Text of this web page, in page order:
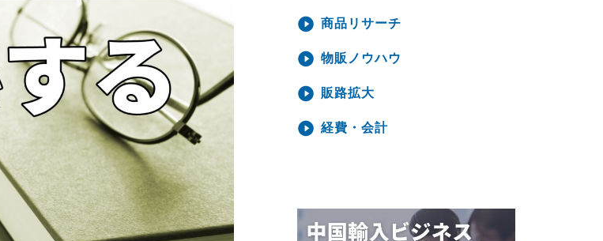
商品リサーチ
物販ノウハウ
販路拡大
経費・会計